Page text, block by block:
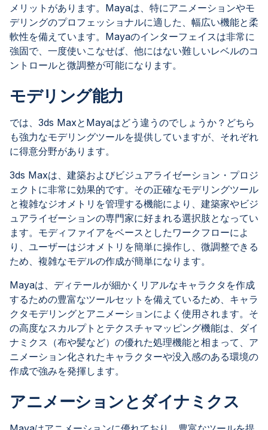
メリットがあります。Mayaは、特にアニメーションやモ
デリングのプロフェッショナルに適した、幅広い機能と柔
軟性を備えています。Mayaのインターフェイスは非常に
強固で、一度使いこなせば、他にはない難しいレベルのコ
ントロールと微調整が可能になります。
モデリング能力
では、3ds MaxとMayaはどう違うのでしょうか？どちら
も強力なモデリングツールを提供していますが、それぞれ
に得意分野があります。
3ds Maxは、建築およびビジュアライゼーション・プロジ
ェクトに非常に効果的です。その正確なモデリングツール
と複雑なジオメトリを管理する機能により、建築家やビジ
ュアライゼーションの専門家に好まれる選択肢となってい
ます。モディファイアをベースとしたワークフローによ
り、ユーザーはジオメトリを簡単に操作し、微調整できる
ため、複雑なモデルの作成が簡単になります。
Mayaは、ディテールが細かくリアルなキャラクタを作成
するための豊富なツールセットを備えているため、キャラ
クタモデリングとアニメーションによく使用されます。そ
の高度なスカルプトとテクスチャマッピング機能は、ダイ
ナミクス（布や髪など）の優れた処理機能と相まって、ア
ニメーション化されたキャラクターや没入感のある環境の
作成で強みを発揮します。
アニメーションとダイナミクス